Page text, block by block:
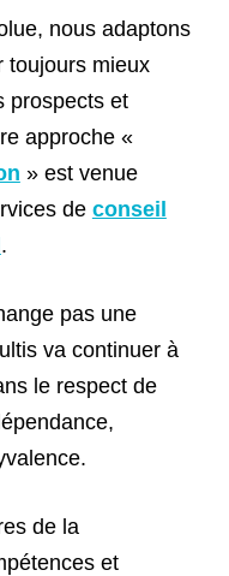
nous adaptons
toujours mieux
prospects et
approche «
» est venue
de conseil
.
pas une
va continuer à
le respect de
de la
et